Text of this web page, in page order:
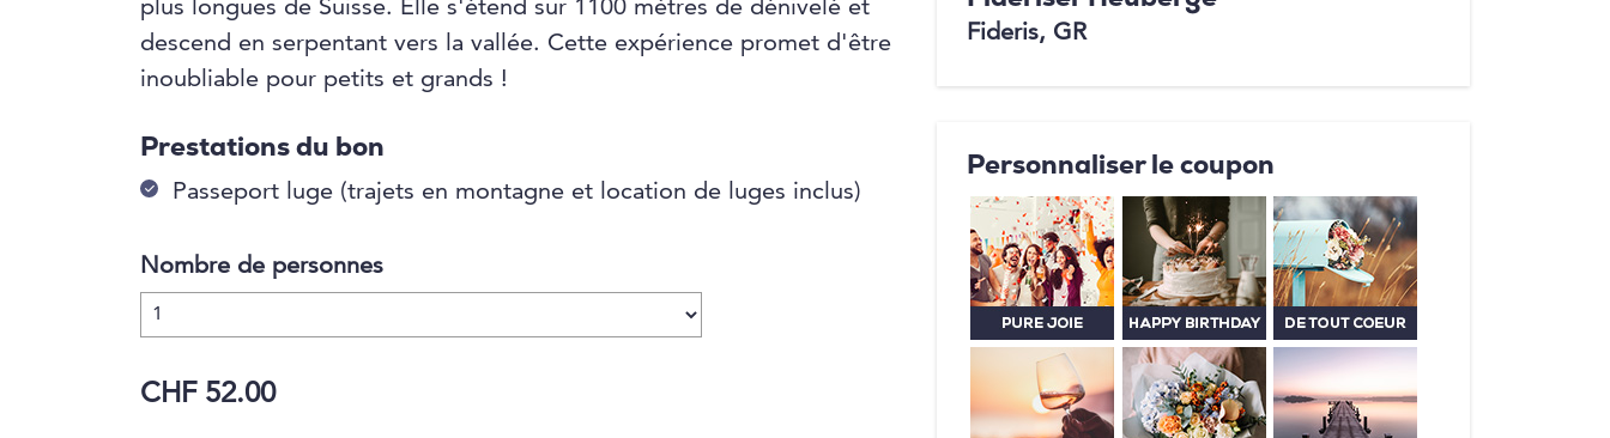
Fideris, GR
Personnaliser le coupon
plus longues de Suisse. Elle s'étend sur 1100 mètres de dénivelé et
descend en serpentant vers la vallée. Cette expérience promet d'être
inoubliable pour petits et grands !
Prestations du bon
Passeport luge (trajets en montagne et location de luges inclus)
Nombre de personnes
CHF 52.00